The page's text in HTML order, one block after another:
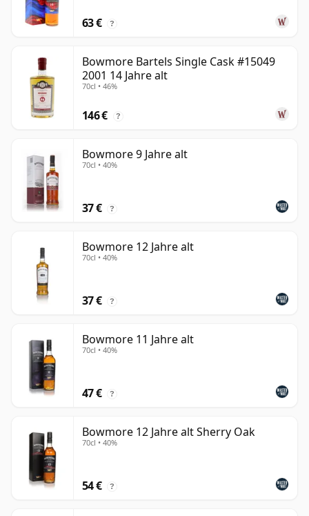
63 € ?
Bowmore Bartels Single Cask #15049
2001 14 Jahre alt
70cl • 46%
146 € ?
Bowmore 9 Jahre alt
70cl • 40%
37 € ?
Bowmore 12 Jahre alt
70cl • 40%
37 € ?
Bowmore 11 Jahre alt
70cl • 40%
47 € ?
Bowmore 12 Jahre alt Sherry Oak
70cl • 40%
54 € ?